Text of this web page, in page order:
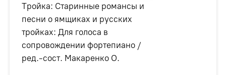
Тройка: Старинные романсы и
песни о ямщиках и русских
тройках: Для голоса в
сопровождении фортепиано /
ред.-сост. Макаренко О.